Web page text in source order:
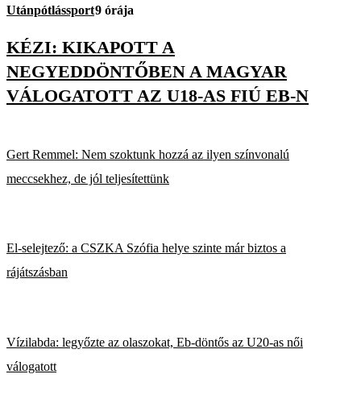
Utánpótlássport9 órája
KÉZI: KIKAPOTT A
NEGYEDDÖNTŐBEN A MAGYAR
VÁLOGATOTT AZ U18-AS FIÚ EB-N
Gert Remmel: Nem szoktunk hozzá az ilyen színvonalú
meccsekhez, de jól teljesítettünk
El-selejtező: a CSZKA Szófia helye szinte már biztos a
rájátszásban
Vízilabda: legyőzte az olaszokat, Eb-döntős az U20-as női
válogatott